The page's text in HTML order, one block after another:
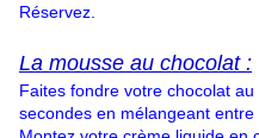
Réservez.
La mousse au chocolat :
Faites fondre votre chocolat
secondes en mélangeant entre